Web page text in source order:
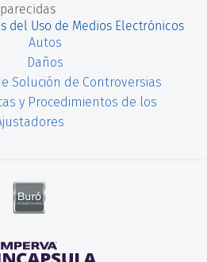
del Uso de Medios Electrónicos
Autos
Daños
Solución de Controversias
y Procedimientos de los